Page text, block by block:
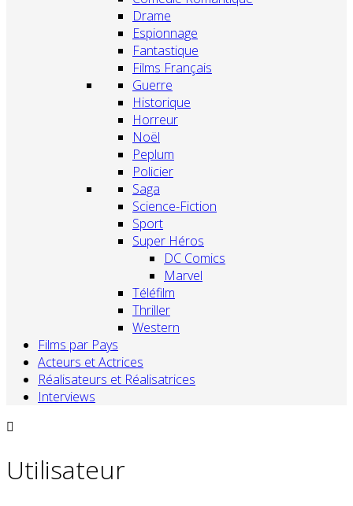
Drame
Espionnage
Fantastique
Films Français
Guerre
Historique
Horreur
Noël
Peplum
Policier
Saga
Science-Fiction
Sport
Super Héros
DC Comics
Marvel
Téléfilm
Thriller
Western
Films par Pays
Acteurs et Actrices
Réalisateurs et Réalisatrices
Interviews
Utilisateur